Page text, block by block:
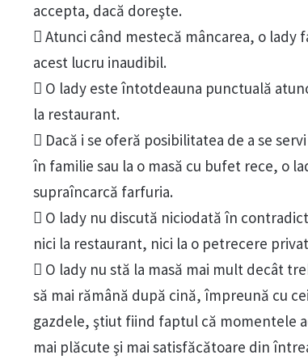
accepta, dacă doreşte.
 Atunci când mestecă mâncarea, o lady
acest lucru inaudibil.
 O lady este întotdeauna punctuală
la restaurant.
 Dacă i se oferă posibilitatea de a se
în familie sau la o masă cu bufet rece, o
supraîncarcă farfuria.
 O lady nu discută niciodată în
nici la restaurant, nici la o petrecere
 O lady nu stă la masă mai mult decât
să mai rămână după cină, împreună cu
gazdele, ştiut fiind faptul că momentele
mai plăcute şi mai satisfăcătoare din